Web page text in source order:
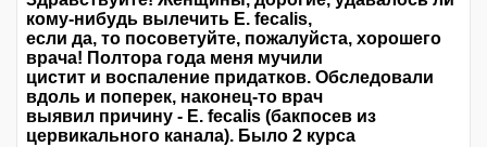
кому-нибудь вылечить E. fecalis,
если да, то посоветуйте, пожалуйста, хорошего
врача! Полтора года меня мучили
цистит и воспаление придатков. Обследовали
вдоль и поперек, наконец-то врач
выявил причину - E. fecalis (бакпосев из
цервикального канала). Было 2 курса